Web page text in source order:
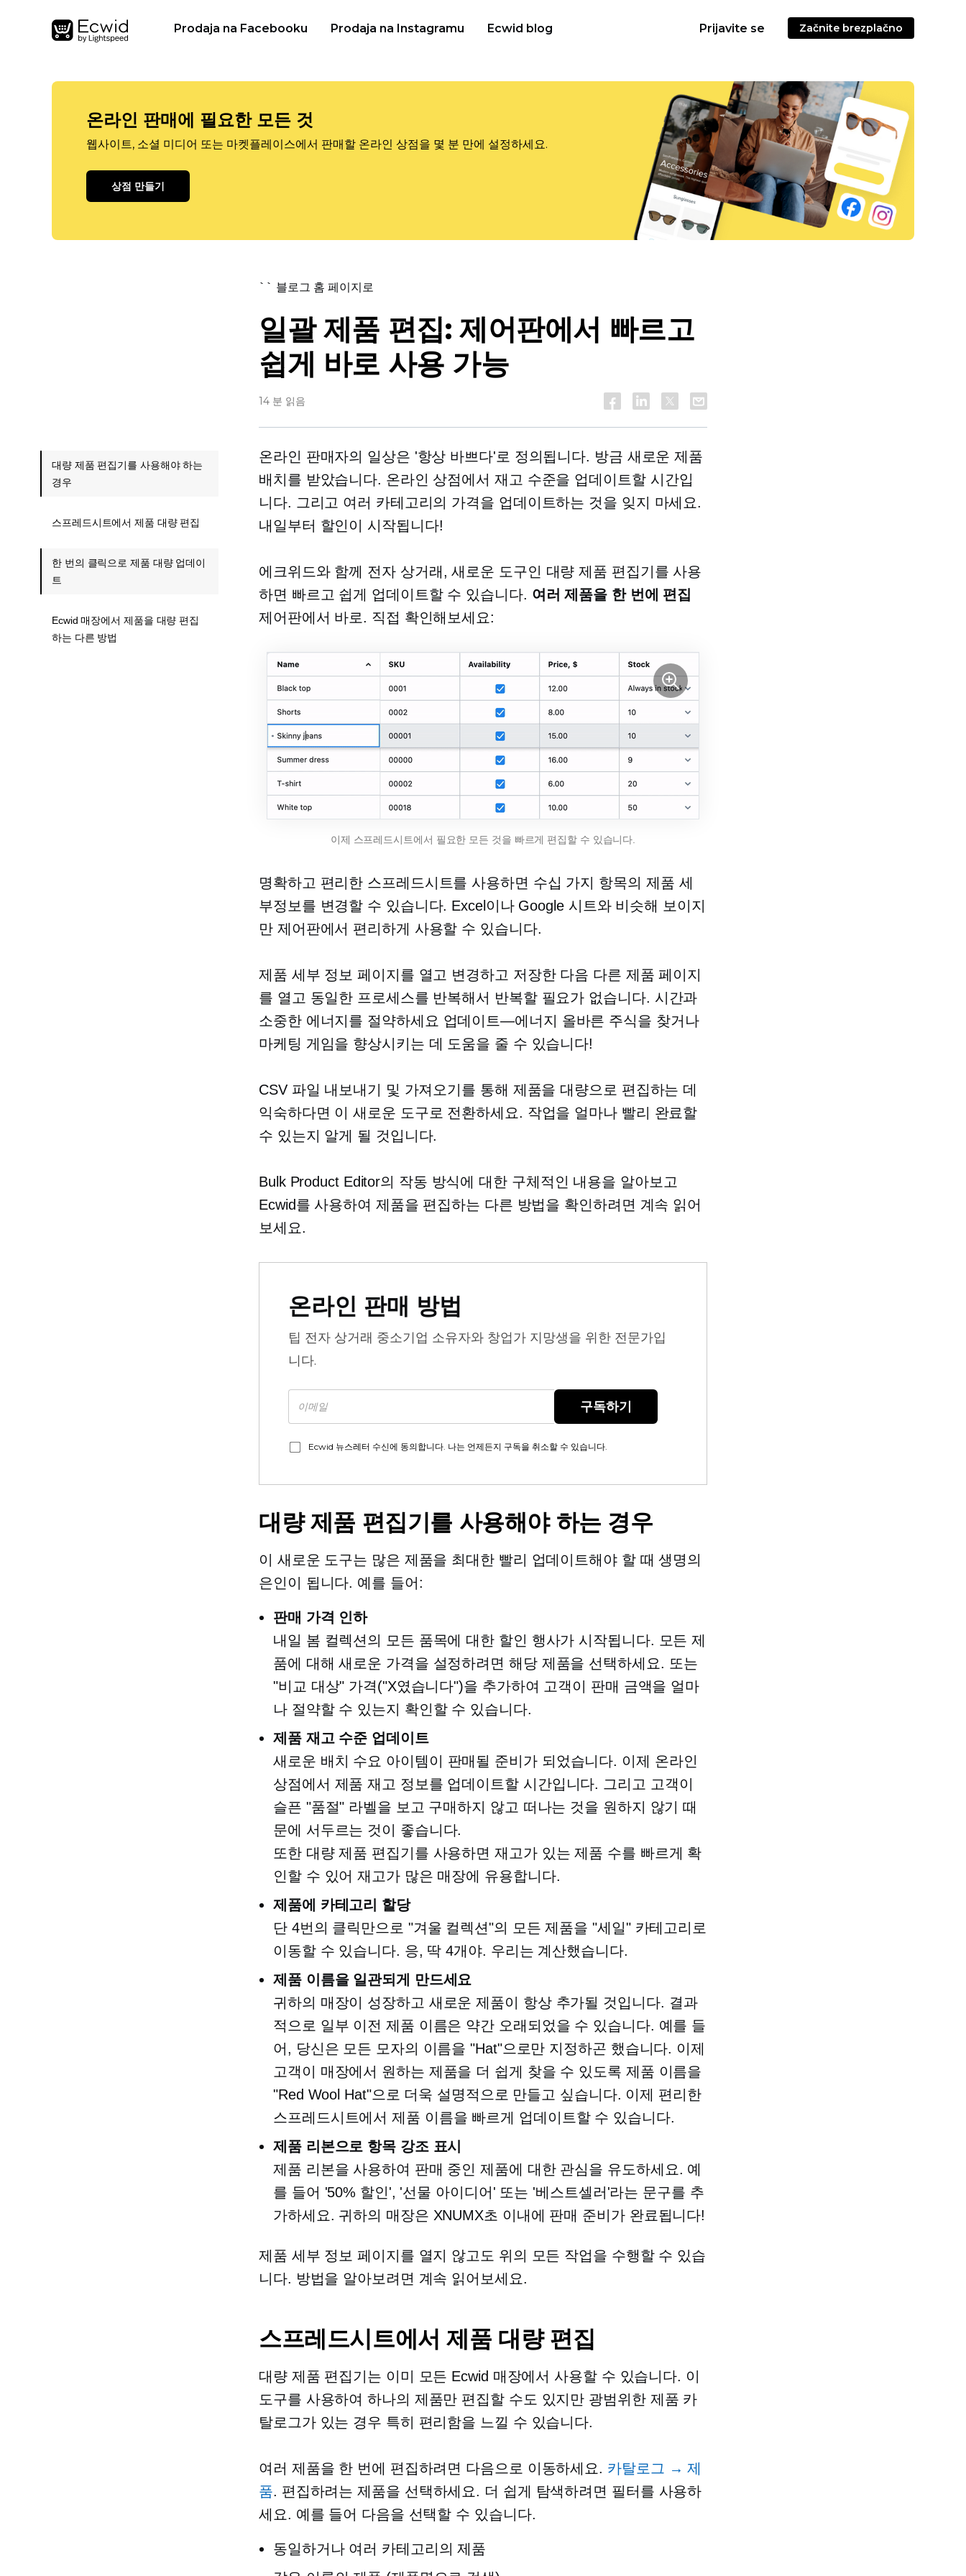
Prodaja na Facebooku Prodaja na Instagramu Ecwid blog Prijavite se Začnite brezplačno
온라인 판매에 필요한 모든 것
웹사이트, 소셜 미디어 또는 마켓플레이스에서 판매할 온라인 상점을 몇 분 만에 설정하세요.
상점 만들기
`` 블로그 홈 페이지로
일괄 제품 편집: 제어판에서 빠르고
쉽게 바로 사용 가능
14 분 읽음
온라인 판매자의 일상은 '항상 바쁘다'로 정의됩니다. 방금 새로운 제품
배치를 받았습니다. 온라인 상점에서 재고 수준을 업데이트할 시간입
니다. 그리고 여러 카테고리의 가격을 업데이트하는 것을 잊지 마세요.
내일부터 할인이 시작됩니다!
에크위드와 함께 전자 상거래, 새로운 도구인 대량 제품 편집기를 사용
하면 빠르고 쉽게 업데이트할 수 있습니다. 여러 제품을 한 번에 편집
제어판에서 바로. 직접 확인해보세요:
이제 스프레드시트에서 필요한 모든 것을 빠르게 편집할 수 있습니다.
명확하고 편리한 스프레드시트를 사용하면 수십 가지 항목의 제품 세
부정보를 변경할 수 있습니다. Excel이나 Google 시트와 비슷해 보이지
만 제어판에서 편리하게 사용할 수 있습니다.
제품 세부 정보 페이지를 열고 변경하고 저장한 다음 다른 제품 페이지
를 열고 동일한 프로세스를 반복해서 반복할 필요가 없습니다. 시간과
소중한 에너지를 절약하세요 업데이트—에너지
올바른 주식을 찾거나
마케팅 게임을 향상시키는 데 도움을 줄 수 있습니다!
CSV 파일 내보내기 및 가져오기를 통해 제품을 대량으로 편집하는 데
익숙하다면 이 새로운 도구로 전환하세요. 작업을 얼마나 빨리 완료할
수 있는지 알게 될 것입니다.
Bulk Product Editor의 작동 방식에 대한 구체적인 내용을 알아보고
Ecwid를 사용하여 제품을 편집하는 다른 방법을 확인하려면 계속 읽어
보세요.
온라인 판매 방법
팁 전자 상거래 중소기업 소유자와 창업가 지망생을 위한 전문가입
니다.
구독하기
Ecwid 뉴스레터 수신에 동의합니다. 나는 언제든지 구독을 취소할 수 있습니다.
대량 제품 편집기를 사용해야 하는 경우
이 새로운 도구는 많은 제품을 최대한 빨리 업데이트해야 할 때 생명의
은인이 됩니다. 예를 들어:
판매 가격 인하
내일 봄 컬렉션의 모든 품목에 대한 할인 행사가 시작됩니다. 모든 제
품에 대해 새로운 가격을 설정하려면 해당 제품을 선택하세요. 또는
"비교 대상" 가격("X였습니다")을 추가하여 고객이 판매 금액을 얼마
나 절약할 수 있는지 확인할 수 있습니다.
제품 재고 수준 업데이트
새로운 배치 수요 아이템이 판매될 준비가 되었습니다. 이제 온라인
상점에서 제품 재고 정보를 업데이트할 시간입니다. 그리고 고객이
슬픈 "품절" 라벨을 보고 구매하지 않고 떠나는 것을 원하지 않기 때
문에 서두르는 것이 좋습니다.
또한 대량 제품 편집기를 사용하면 재고가 있는 제품 수를 빠르게 확
인할 수 있어 재고가 많은 매장에 유용합니다.
제품에 카테고리 할당
단 4번의 클릭만으로 "겨울 컬렉션"의 모든 제품을 "세일" 카테고리로
이동할 수 있습니다. 응, 딱 4개야. 우리는 계산했습니다.
제품 이름을 일관되게 만드세요
귀하의 매장이 성장하고 새로운 제품이 항상 추가될 것입니다. 결과
적으로 일부 이전 제품 이름은 약간 오래되었을 수 있습니다. 예를 들
어, 당신은 모든 모자의 이름을 "Hat"으로만 지정하곤 했습니다. 이제
고객이 매장에서 원하는 제품을 더 쉽게 찾을 수 있도록 제품 이름을
"Red Wool Hat"으로 더욱 설명적으로 만들고 싶습니다. 이제 편리한
스프레드시트에서 제품 이름을 빠르게 업데이트할 수 있습니다.
제품 리본으로 항목 강조 표시
제품 리본을 사용하여 판매 중인 제품에 대한 관심을 유도하세요. 예
를 들어 '50% 할인', '선물 아이디어' 또는 '베스트셀러'라는 문구를 추
가하세요. 귀하의 매장은 XNUMX초 이내에 판매 준비가 완료됩니다!
제품 세부 정보 페이지를 열지 않고도 위의 모든 작업을 수행할 수 있습
니다. 방법을 알아보려면 계속 읽어보세요.
스프레드시트에서 제품 대량 편집
대량 제품 편집기는 이미 모든 Ecwid 매장에서 사용할 수 있습니다. 이
도구를 사용하여 하나의 제품만 편집할 수도 있지만 광범위한 제품 카
탈로그가 있는 경우 특히 편리함을 느낄 수 있습니다.
여러 제품을 한 번에 편집하려면 다음으로 이동하세요. 카탈로그 → 제
품. 편집하려는 제품을 선택하세요. 더 쉽게 탐색하려면 필터를 사용하
세요. 예를 들어 다음을 선택할 수 있습니다.
동일하거나 여러 카테고리의 제품
대량 제품 편집기를 사용해야 하는
경우
스프레드시트에서 제품 대량 편집
한 번의 클릭으로 제품 대량 업데이
트
Ecwid 매장에서 제품을 대량 편집
하는 다른 방법